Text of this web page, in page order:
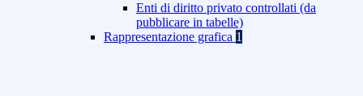
Enti di diritto privato controllati (da
pubblicare in tabelle)
Rappresentazione grafica 1